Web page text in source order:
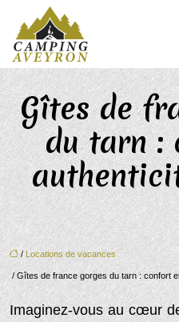
Gîtes de
du tarn :
/Locations de vacances
/ Gîtes de france gorges du tarn : confort
Imaginez-vous au cœur